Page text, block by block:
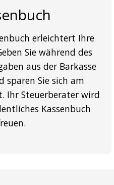
erleichtert Ihre
Sie während des
aus der Barkasse
sparen Sie sich am
Ihr Steuerberater wird
Kassenbuch